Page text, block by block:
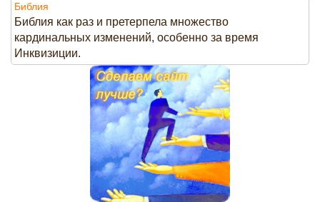
Библия
Библия как раз и претерпела множество
кардинальных изменений, особенно за время
Инквизиции.